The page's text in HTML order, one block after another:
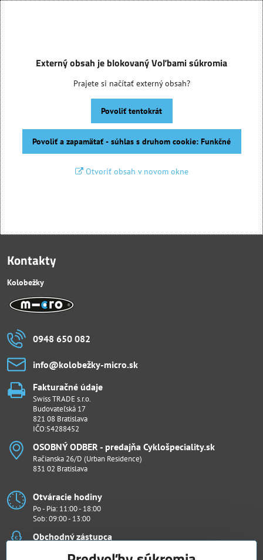
Externý obsah je blokovaný Voľbami súkromia
Prajete si načítať externý obsah?
Povoliť tentokrát
Povoliť a zapamätať - súhlas s druhom cookie: Funkčné
Otvoriť obsah v novom okne
Kontakty
Kolobežky
0948 650 082
info​@kolobežky-micro​.sk
Fakturačné údaje
Swiss TRADE s.r.o.
Budovateľská 17
821 08 Bratislava
IČO:54288452
OSOBNÝ ODBER - predajňa Cyklošpeciality​.sk
Račianska 26/D (Urban Residence)
831 02 Bratislava
Otváracie hodiny
Po - Pia: 11:00 - 18:00
Sob: 09:00 - 13:00
Obchodný zástupca